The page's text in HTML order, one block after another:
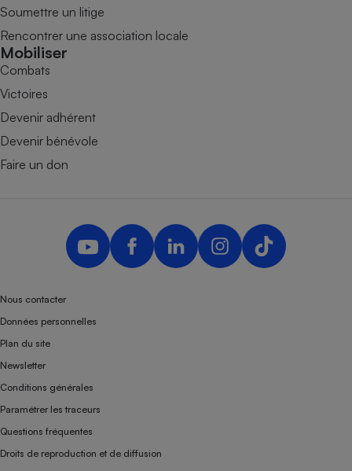
Soumettre un litige
Rencontrer une association locale
Mobiliser
Combats
Victoires
Devenir adhérent
Devenir bénévole
Faire un don
Nous contacter
Données personnelles
Plan du site
Newsletter
Conditions générales
Paramétrer les traceurs
Questions fréquentes
Droits de reproduction et de diffusion